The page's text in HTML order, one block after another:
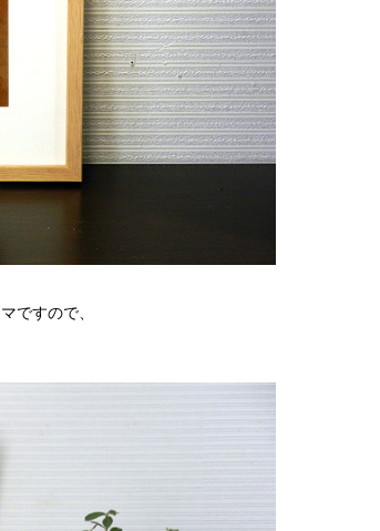
ですので、